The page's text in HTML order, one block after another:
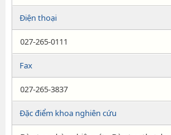
Điện thoại
027-265-0111
Fax
027-265-3837
Đặc điểm khoa nghiên cứu